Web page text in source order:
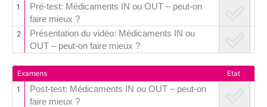
1
Pré-test: Médicaments IN ou OUT – peut-on
faire mieux ?
2
Présentation du vidéo: Médicaments IN ou
OUT – peut-on faire mieux ?
Examens
Etat
1
Post-test: Médicaments IN ou OUT – peut-on
faire mieux ?